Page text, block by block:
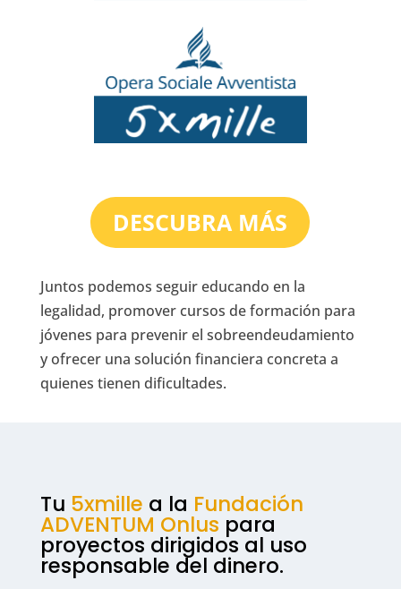
DESCUBRA MÁS
Juntos podemos seguir educando en la
legalidad, promover cursos de formación para
jóvenes para prevenir el sobreendeudamiento
y ofrecer una solución financiera concreta a
quienes tienen dificultades.
Tu 5xmille a la Fundación
ADVENTUM Onlus para
proyectos dirigidos al uso
responsable del dinero.